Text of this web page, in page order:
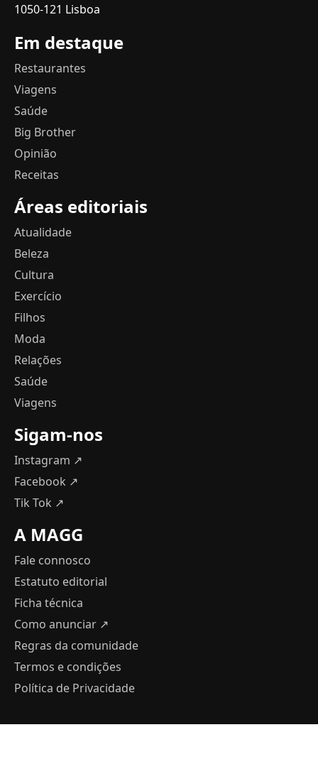
1050-121 Lisboa
Em destaque
Restaurantes
Viagens
Saúde
Big Brother
Opinião
Receitas
Áreas editoriais
Atualidade
Beleza
Cultura
Exercício
Filhos
Moda
Relações
Saúde
Viagens
Sigam-nos
Instagram ↗
Facebook ↗
Tik Tok ↗
A MAGG
Fale connosco
Estatuto editorial
Ficha técnica
Como anunciar ↗
Regras da comunidade
Termos e condições
Política de Privacidade